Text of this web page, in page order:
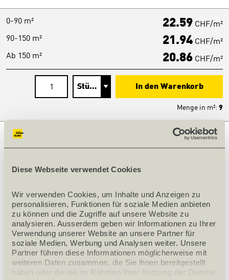
Diese Webseite verwendet Cookies
Wir verwenden Cookies, um Inhalte und Anzeigen zu
personalisieren, Funktionen für soziale Medien anbieten
zu können und die Zugriffe auf unsere Website zu
analysieren. Ausserdem geben wir Informationen zu Ihrer
Verwendung unserer Website an unsere Partner für
soziale Medien, Werbung und Analysen weiter. Unsere
Partner führen diese Informationen möglicherweise mit
weiteren Daten zusammen, die Sie ihnen bereitgestellt
haben oder die sie im Rahmen Ihrer Nutzung der Dienste
0-90 m² 22.59 CHF/m²
90-150 m²
21.94 CHF/m²
Ab 150 m²
20.86 CHF/m²
In den Warenkorb
Menge in m²: 9
mm
Nettogewicht [kg]
2.8
Anzahl/Paket [Stk]
15
PRODUKTBESCHRIEB
Polyesterfaserplatte zur Entkopplung und
Trittschallminderung unter geklebten Parkett im